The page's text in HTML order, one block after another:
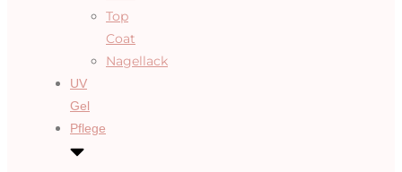
Top
Coat
Nagellack
UV
Gel
Pflege